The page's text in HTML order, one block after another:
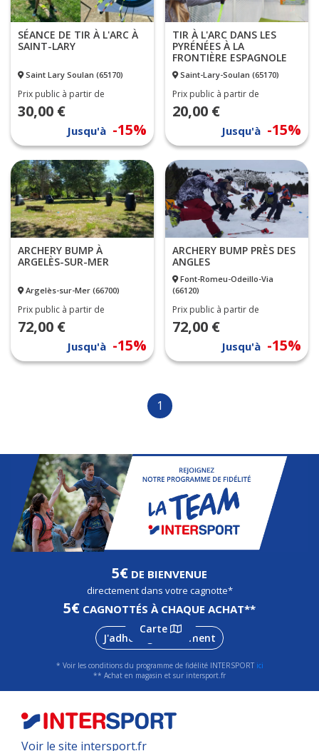
Carte
SÉANCE DE TIR À L'ARC À
SAINT-LARY
Saint Lary Soulan (65170)
Prix public à partir de
30,00 €
Jusqu'à -15%
TIR À L'ARC DANS LES
PYRÉNÉES À LA
FRONTIÈRE ESPAGNOLE
Saint-Lary-Soulan (65170)
Prix public à partir de
20,00 €
Jusqu'à -15%
ARCHERY BUMP À
ARGELÈS-SUR-MER
Argelès-sur-Mer (66700)
Prix public à partir de
72,00 €
Jusqu'à -15%
ARCHERY BUMP PRÈS DES
ANGLES
Font-Romeu-Odeillo-Via
(66120)
Prix public à partir de
72,00 €
Jusqu'à -15%
1
5€ DE BIENVENUE
directement dans votre cagnotte*
5€ CAGNOTTÉS À CHAQUE ACHAT**
J'adhère gratuitement
* Voir les conditions du programme de fidélité INTERSPORT ici
** Achat en magasin et sur intersport.fr
Voir le site intersport.fr